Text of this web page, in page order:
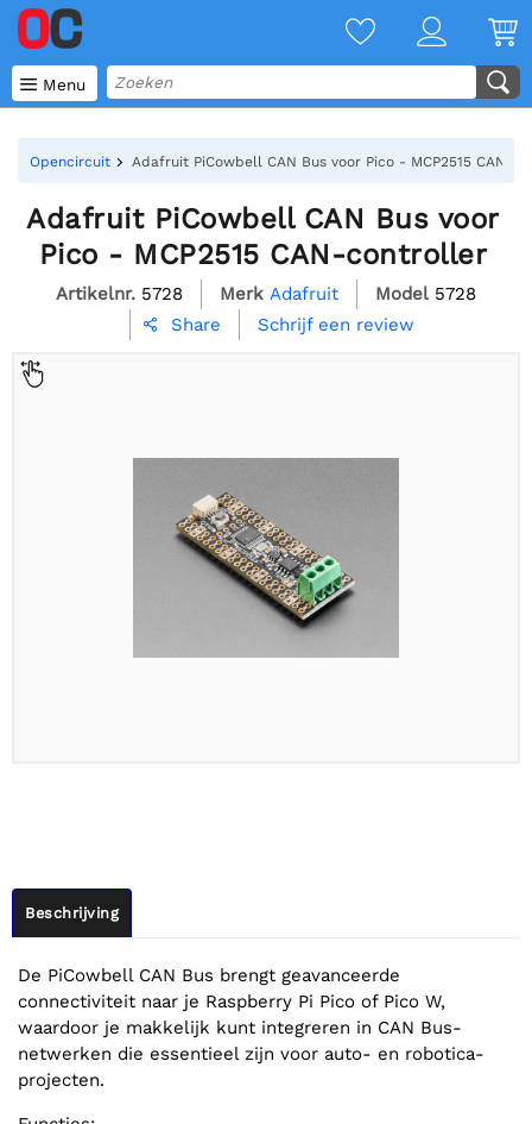
 Menu
Opencircuit Adafruit PiCowbell CAN Bus voor Pico - MCP2515 CAN-
Adafruit PiCowbell CAN Bus voor
Pico - MCP2515 CAN-controller
Artikelnr. 5728 Merk Adafruit Model 5728
 Share Schrijf een review
Beschrijving
De PiCowbell CAN Bus brengt geavanceerde
connectiviteit naar je Raspberry Pi Pico of Pico W,
waardoor je makkelijk kunt integreren in CAN Bus-
netwerken die essentieel zijn voor auto- en robotica-
projecten.